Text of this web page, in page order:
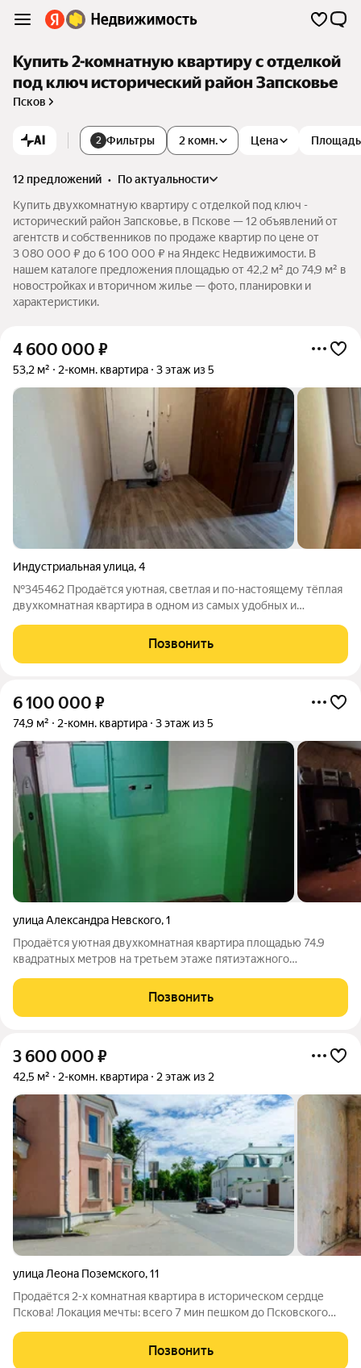
Купить 2-комнатную квартиру с отделкой
под ключ исторический район Запсковье
Псков
AI 2 Фильтры 2 комн. Цена Площадь
12 предложений •
по актуальности
Купить двухкомнатную квартиру с отделкой под ключ -
исторический район Запсковье, в Пскове — 12 объявлений от
агентств и собственников по продаже квартир по цене от
3 080 000 ₽ до 6 100 000 ₽ на Яндекс Недвижимости. В
нашем каталоге предложения площадью от 42,2 м² до 74,9 м² в
новостройках и вторичном жилье — фото, планировки и
характеристики.
4 600 000 ₽
53,2 м² 2-комн. квартира 3 этаж из 5
Индустриальная улица,4
№345462 Продаётся уютная, светлая и по-настоящему тёплая
двухкомнатная квартира в одном из самых удобных и
дом 4. О квартире Квартира расположена на 3 этаже
пятиэтажного панельного дома. Общая
Позвонить
6 100 000 ₽
74,9 м² 2-комн. квартира 3 этаж из 5
улица Александра Невского,1
Продаётся уютная двухкомнатная квартира площадью 74.9
квадратных метров на третьем этаже пятиэтажного
улица Александра Невского, дом 1. Жилая площадь составляет
42.9 квадратных метра, а кухня
Позвонить
3 600 000 ₽
42,5 м² 2-комн. квартира 2 этаж из 2
улица Леона Поземского,11
Продаётся 2-х комнатная квартира в историческом сердце
Пскова! Локация мечты: всего 7 мин пешком до Псковского
прогулок и отдыха, уютные кафе и рестораны. Удобная
транспортная развязка. Квартира
Позвонить